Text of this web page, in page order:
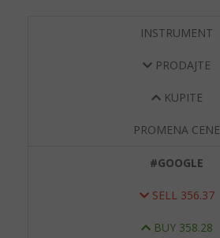
INSTRUMENT
PRODAJTE
KUPITE
PROMENA CENE
#GOOGLE
SELL 356.27
BUY 358.18